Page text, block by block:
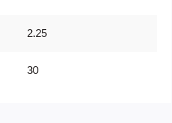
2.25
30